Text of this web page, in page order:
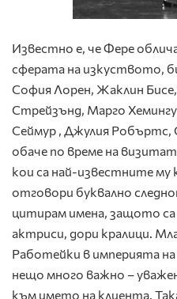
Известно е, че Фере
сферата на изкуството,
София Лорен, Жаклин
Стрейзънд, Марго
Сеймур , Джулия Робъртс,
обаче по време на
кои са най-известните
отговори буквално
цитирам имена, защото са
актриси, дори кралици.
Работейки в империята
нещо много важно –
към името на клиента.